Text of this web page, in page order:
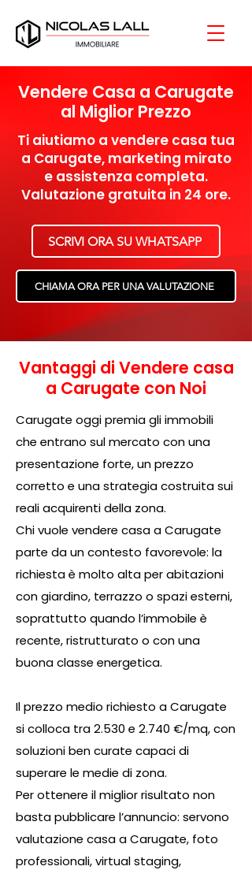
Vendere Casa a Carugate
al Miglior Prezzo
Ti aiutiamo a vendere casa tua
a Carugate, marketing mirato
e assistenza completa.
Valutazione gratuita in 24 ore.
SCRIVI ORA SU WHATSAPP
CHIAMA ORA PER UNA VALUTAZIONE
Vantaggi di Vendere casa
a Carugate con Noi
Carugate oggi premia gli immobili
che entrano sul mercato con una
presentazione forte, un prezzo
corretto e una strategia costruita sui
reali acquirenti della zona.
Chi vuole vendere casa a Carugate
parte da un contesto favorevole: la
richiesta è molto alta per abitazioni
con giardino, terrazzo o spazi esterni,
soprattutto quando l’immobile è
recente, ristrutturato o con una
buona classe energetica.
Il prezzo medio richiesto a Carugate
si colloca tra 2.530 e 2.740 €/mq, con
soluzioni ben curate capaci di
superare le medie di zona.
Per ottenere il miglior risultato non
basta pubblicare l’annuncio: servono
valutazione casa a Carugate, foto
professionali, virtual staging,